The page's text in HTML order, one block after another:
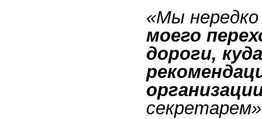
«Мы нередко
моего
дороги,